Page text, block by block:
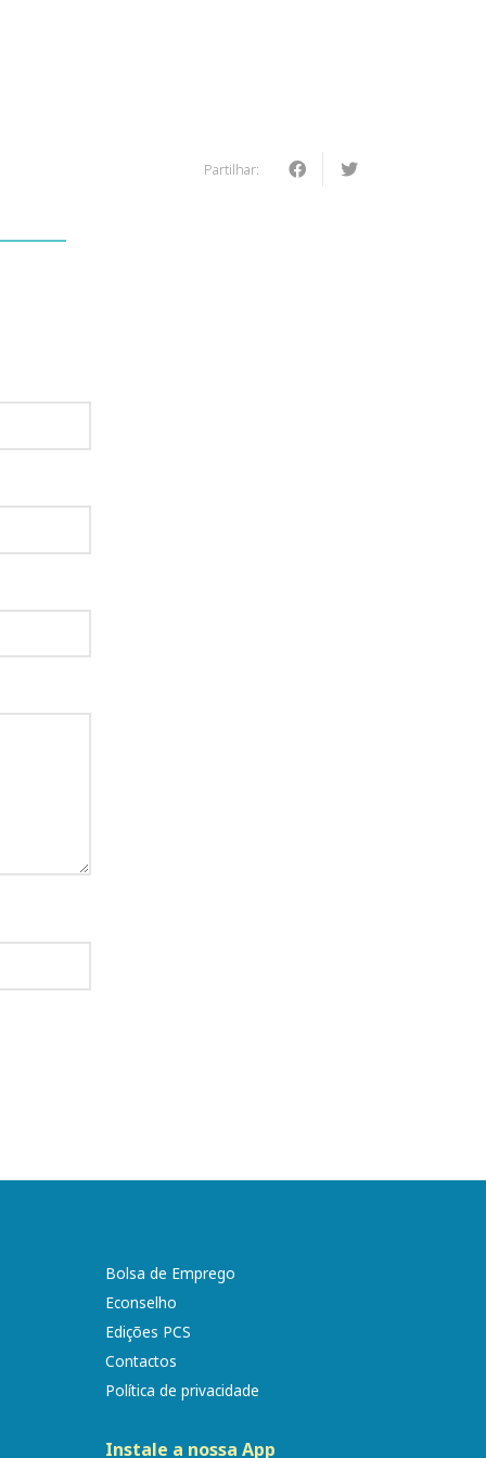
Partilhar:
Bolsa de Emprego
Econselho
Edições PCS
Contactos
Política de privacidade
Instale a nossa App